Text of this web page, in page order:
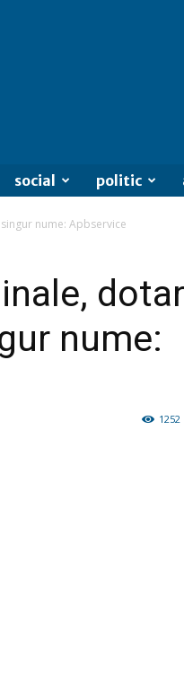
social politic
nume: Apbservice
nume:
1252